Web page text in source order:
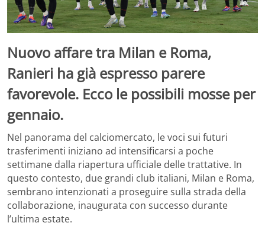
Nuovo affare tra Milan e Roma,
Ranieri ha già espresso parere
favorevole. Ecco le possibili mosse per
gennaio.
Nel panorama del calciomercato, le voci sui futuri
trasferimenti iniziano ad intensificarsi a poche
settimane dalla riapertura ufficiale delle trattative. In
questo contesto, due grandi club italiani, Milan e Roma,
sembrano intenzionati a proseguire sulla strada della
collaborazione, inaugurata con successo durante
l’ultima estate.